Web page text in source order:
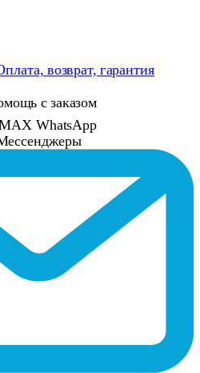
возврат, гарантия
с заказом
WhatsApp